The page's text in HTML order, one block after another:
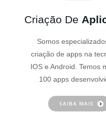
Criação De
Somos
criação de apps na
IOS e Android. Temos
100 apps
SAIBA MAIS